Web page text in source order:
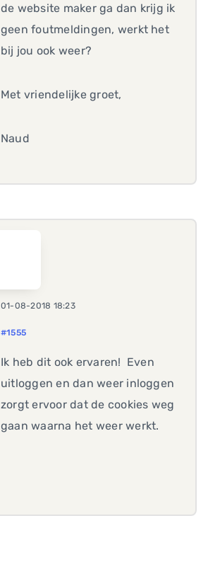
de website maker ga dan krijg ik
geen foutmeldingen, werkt het
bij jou ook weer?
Met vriendelijke groet,
Naud
01-08-2018 18:23
#1555
Ik heb dit ook ervaren! Even
uitloggen en dan weer inloggen
zorgt ervoor dat de cookies weg
gaan waarna het weer werkt.